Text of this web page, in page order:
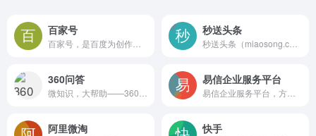
百家号 秒送头条
360问答 易信企业服务平台
阿里微淘 快手